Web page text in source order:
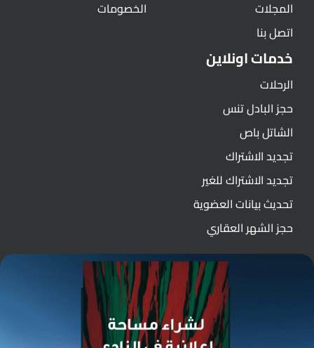
المجلات
اتصل بنا
الخصومات
خدمات اونلاين
الرحلات
حجز البادل تنس
الشاتل باص
تجديد الاشتراك
تجديد الاشتراك للغير
تحديث بيانات العضوية
حجز الشهر العقاري